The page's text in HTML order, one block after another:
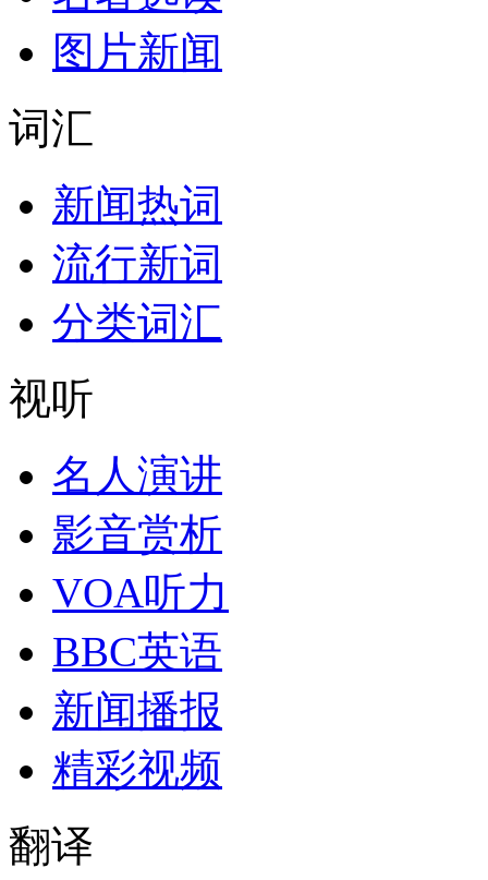
图片新闻
词汇
新闻热词
流行新词
分类词汇
视听
名人演讲
影音赏析
VOA听力
BBC英语
新闻播报
精彩视频
翻译